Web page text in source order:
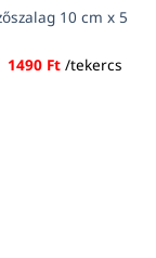
10 cm x 5
1490 Ft/tekercs